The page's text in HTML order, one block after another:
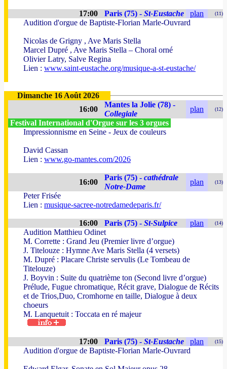
17:00 Paris (75) - St-Eustache plan (11)
Audition d'orgue de Baptiste-Florian Marle-Ouvrard
Nicolas de Grigny , Ave Maris Stella
Marcel Dupré , Ave Maris Stella – Choral orné
Olivier Latry, Salve Regina
Lien : www.saint-eustache.org/musique-a-st-eustache/
Dimanche 16 Août 2026
16:00
Mantes la Jolie (78) -
Collegiale
plan (12)
Festival International d'Orgue sur les 3 orgues
Impressionnisme en Seine - Jeux de couleurs
David Cassan
Lien : www.go-mantes.com/2026
16:00
Paris (75) - cathédrale
Notre-Dame
plan (13)
Peter Frisée
Lien : musique-sacree-notredamedeparis.fr/
16:00 Paris (75) - St-Sulpice plan (14)
Audition Matthieu Odinet
M. Corrette : Grand Jeu (Premier livre d’orgue)
J. Titelouze : Hymne Ave Maris Stella (4 versets)
M. Dupré : Placare Christe servulis (Le Tombeau de
Titelouze)
J. Boyvin : Suite du quatrième ton (Second livre d’orgue)
Prélude, Fugue chromatique, Récit grave, Dialogue de Récits
et de Trios,Duo, Cromhorne en taille, Dialogue à deux
choeurs
M. Lanquetuit : Toccata en ré majeur
17:00 Paris (75) - St-Eustache plan (15)
Audition d'orgue de Baptiste-Florian Marle-Ouvrard